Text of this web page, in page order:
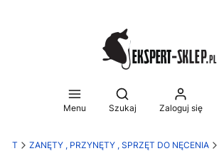
Menu
Otwórz wyszukiwarkę
Szukaj Zaloguj się
ZANĘTY , PRZYNĘTY , SPRZĘT DO NĘCENIA